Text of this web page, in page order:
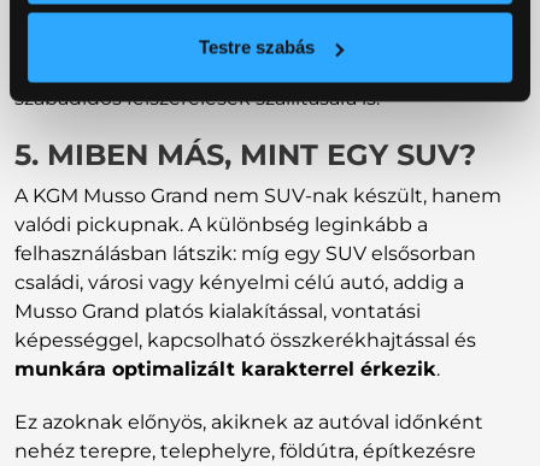
Testre szabás
A hosszú plató 1262 literes rakteret kínál, amely
szabadidős felszerelések szállítására is.
5. MIBEN MÁS, MINT EGY SUV?
A KGM Musso Grand nem SUV-nak készült, hanem
valódi pickupnak. A különbség leginkább a
felhasználásban látszik: míg egy SUV elsősorban
családi, városi vagy kényelmi célú autó, addig a
Musso Grand platós kialakítással, vontatási
képességgel, kapcsolható összkerékhajtással és
munkára optimalizált karakterrel érkezik.
Ez azoknak előnyös, akiknek az autóval időnként
nehéz terepre, telephelyre, földútra, építkezésre